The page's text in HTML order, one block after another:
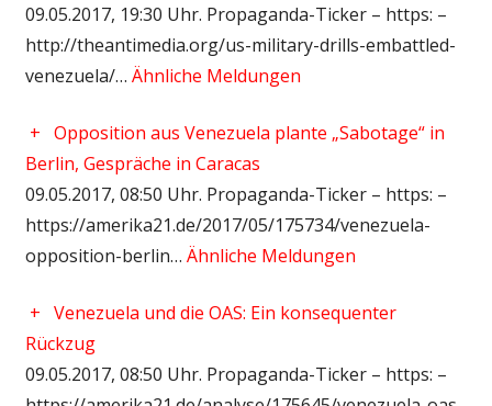
09.05.2017, 19:30 Uhr. Propaganda-Ticker – https: –
http://theantimedia.org/us-military-drills-embattled-
venezuela/… Ähnliche Meldungen
+ Opposition aus Venezuela plante „Sabotage“ in
Berlin, Gespräche in Caracas
09.05.2017, 08:50 Uhr. Propaganda-Ticker – https: –
https://amerika21.de/2017/05/175734/venezuela-
opposition-berlin… Ähnliche Meldungen
+ Venezuela und die OAS: Ein konsequenter
Rückzug
09.05.2017, 08:50 Uhr. Propaganda-Ticker – https: –